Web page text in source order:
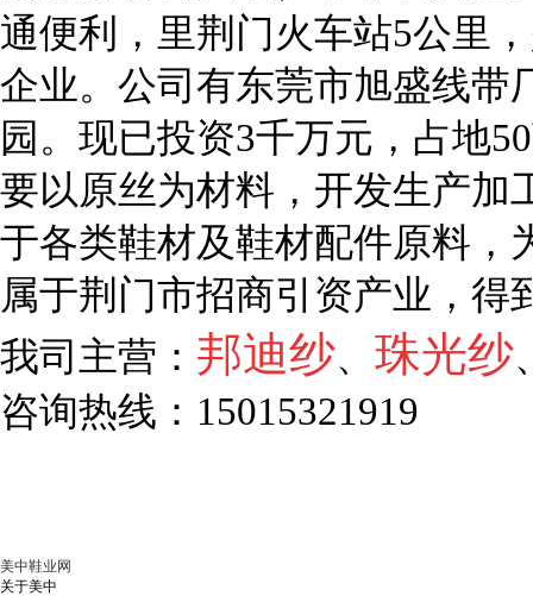
通便利，里荆门火车站5公里
企业。公司有东莞市旭盛线带
园。现已投资3千万元，占地
要以原丝为材料，开发生产加
于各类鞋材及鞋材配件原料，
属于荆门市招商引资产业，
我司主营： 邦迪纱、 珠光纱
咨询热线：15015321919
美中鞋业网
关于美中